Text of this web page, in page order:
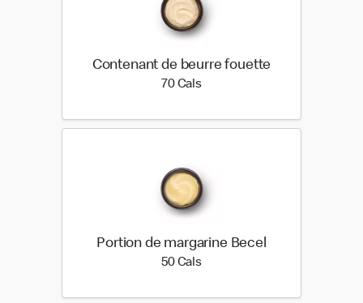
Contenant de beurre fouette
70 Cals70 calories
Portion de margarine Becel
50 Cals50 calories